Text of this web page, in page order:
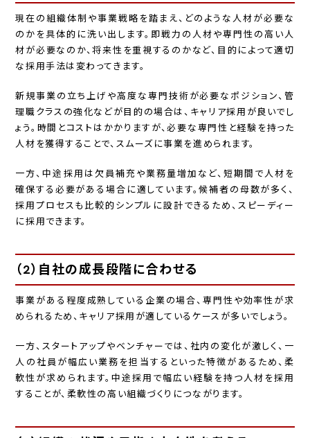
現在の組織体制や事業戦略を踏まえ、どのような人材が必要な
のかを具体的に洗い出します。即戦力の人材や専門性の高い人
材が必要なのか、将来性を重視するのかなど、目的によって適切
な採用手法は変わってきます。
新規事業の立ち上げや高度な専門技術が必要なポジション、管
理職クラスの強化などが目的の場合は、キャリア採用が良いでし
ょう。時間とコストはかかりますが、必要な専門性と経験を持った
人材を獲得することで、スムーズに事業を進められます。
一方、中途採用は欠員補充や業務量増加など、短期間で人材を
確保する必要がある場合に適しています。候補者の母数が多く、
採用プロセスも比較的シンプルに設計できるため、スピーディー
に採用できます。
（2）自社の成長段階に合わせる
事業がある程度成熟している企業の場合、専門性や効率性が求
められるため、キャリア採用が適しているケースが多いでしょう。
一方、スタートアップやベンチャーでは、社内の変化が激しく、一
人の社員が幅広い業務を担当するといった特徴があるため、柔
軟性が求められます。中途採用で幅広い経験を持つ人材を採用
することが、柔軟性の高い組織づくりにつながります。